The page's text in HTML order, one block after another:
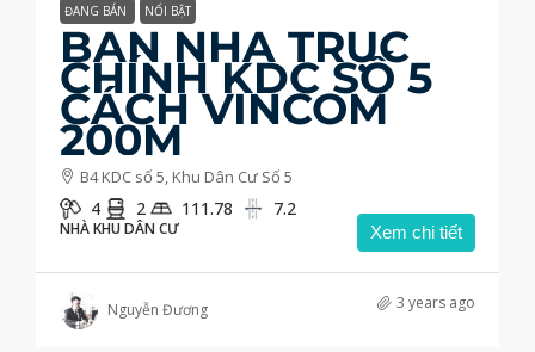
ĐANG BÁN NỔI BẬT
BÁN NHÀ TRỤC
CHÍNH KDC SỐ 5
CÁCH VINCOM
200M
B4 KDC số 5, Khu Dân Cư Số 5
4 2 111.78 7.2
NHÀ KHU DÂN CƯ Xem chi tiết
Nguyễn Đương 3 years ago